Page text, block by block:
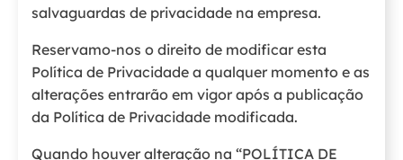
salvaguardas de privacidade na empresa.
Reservamo-nos o direito de modificar esta
Política de Privacidade a qualquer momento e as
alterações entrarão em vigor após a publicação
da Política de Privacidade modificada.
Quando houver alteração na “POLÍTICA DE